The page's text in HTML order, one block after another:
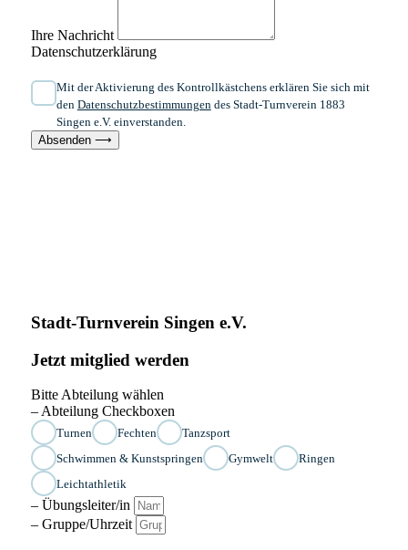
Ihre Nachricht
Datenschutzerklärung
Mit der Aktivierung des Kontrollkästchens erklären Sie sich mit
den Datenschutzbestimmungendes Stadt-Turnverein 1883
Singen e.V. einverstanden.
Absenden ⟶
Stadt-Turnverein Singen e.V.
Jetzt mitglied werden
Bitte Abteilung wählen
– Abteilung Checkboxen
Turnen Fechten
Tanzsport
Schwimmen & Kunstspringen
Gymwelt
Ringen
Leichtathletik
– Übungsleiter/in
– Gruppe/Uhrzeit